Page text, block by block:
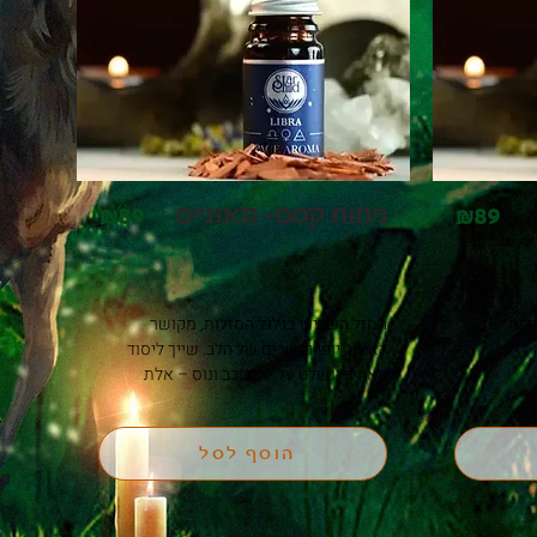
להציץ באי אבאלון הקסום.
&89 ניחוח קסם- מאזניים
המזל השביעי בגלגל המזלות, מקושר
לאיזון, יופי וקשרים של הלב. שייך ליסוד
האוויר ונשלט על ידי כוכב ונוס – אלת
האהבה, היופי וההרמוניה
הוסף לסל
&89
ומקושר ללב, אינטואיציה עמוקה